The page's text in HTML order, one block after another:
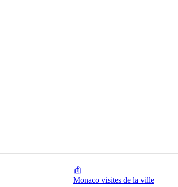
Monaco visites de la ville